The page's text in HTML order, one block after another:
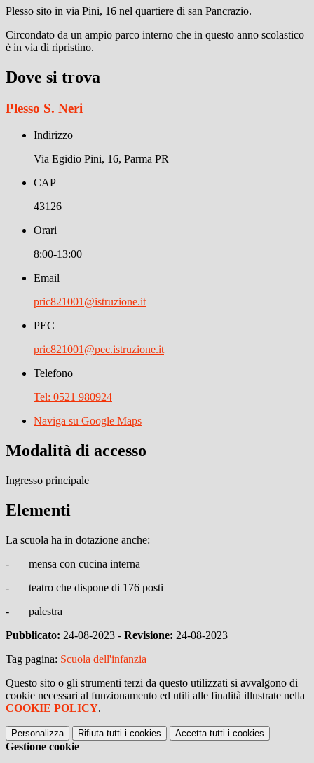
Plesso sito in via Pini, 16 nel quartiere di san Pancrazio.
Circondato da un ampio parco interno che in questo anno scolastico
è in via di ripristino.
Dove si trova
Plesso S. Neri
Indirizzo
Via Egidio Pini, 16, Parma PR
CAP
43126
Orari
8:00-13:00
Email
pric821001@istruzione.it
PEC
pric821001@pec.istruzione.it
Telefono
Tel: 0521 980924
Naviga su Google Maps
Modalità di accesso
Ingresso principale
Elementi
La scuola ha in dotazione anche:
- mensa con cucina interna
- teatro che dispone di 176 posti
- palestra
Pubblicato: 24-08-2023 - Revisione: 24-08-2023
Tag pagina: Scuola dell'infanzia
Questo sito o gli strumenti terzi da questo utilizzati si avvalgono di
cookie necessari al funzionamento ed utili alle finalità illustrate nella
COOKIE POLICY.
Personalizza Rifiuta tutti i cookies Accetta tutti i cookies
Gestione cookie